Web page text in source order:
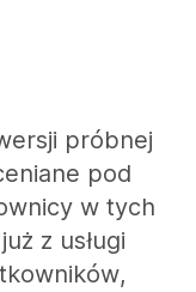
próbnej
pod
w tych
z usługi